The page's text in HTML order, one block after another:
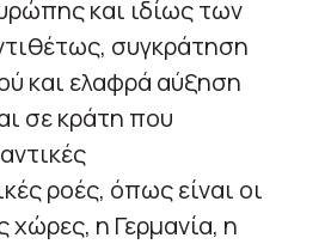
και ιδίως των
συγκράτηση
και ελαφρά αύξηση
σε κράτη που
ροές, όπως είναι οι
χώρες, η Γερμανία, η